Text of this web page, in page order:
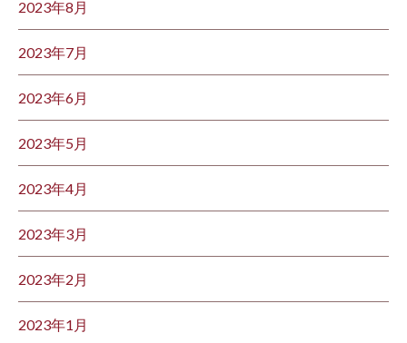
2023年8月
2023年7月
2023年6月
2023年5月
2023年4月
2023年3月
2023年2月
2023年1月